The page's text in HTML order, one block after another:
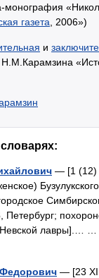
монография
газета , 2006»)
и
— [1 (12)
Петербург;
Невской лавры].… …
— [23